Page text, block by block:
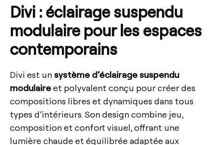
Divi : éclairage suspendu
modulaire pour les espaces
contemporains
Divi est un système d’éclairage suspendu
modulaireet polyvalent conçu pour créer des
compositions libres et dynamiques dans tous
types d’intérieurs. Son design combine jeu,
composition et confort visuel, offrant une
lumière chaude et équilibrée adaptée aux